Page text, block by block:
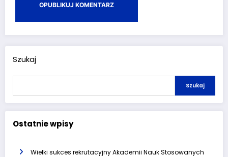
Szukaj
Szukaj
Ostatnie wpisy
Wielki sukces rekrutacyjny Akademii Nauk Stosowanych